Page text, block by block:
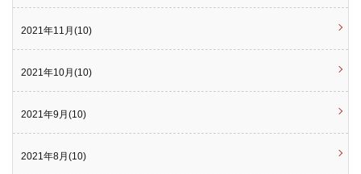
2021年11月(10)
2021年10月(10)
2021年9月(10)
2021年8月(10)